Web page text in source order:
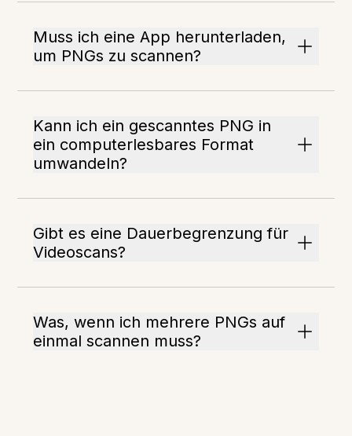
Muss ich eine App herunterladen,
um PNGs zu scannen?
Kann ich ein gescanntes PNG in
ein computerlesbares Format
umwandeln?
Gibt es eine Dauerbegrenzung für
Videoscans?
Was, wenn ich mehrere PNGs auf
einmal scannen muss?